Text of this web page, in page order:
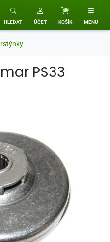
HLEDAT ÚČET KOŠÍK MENU
PS33